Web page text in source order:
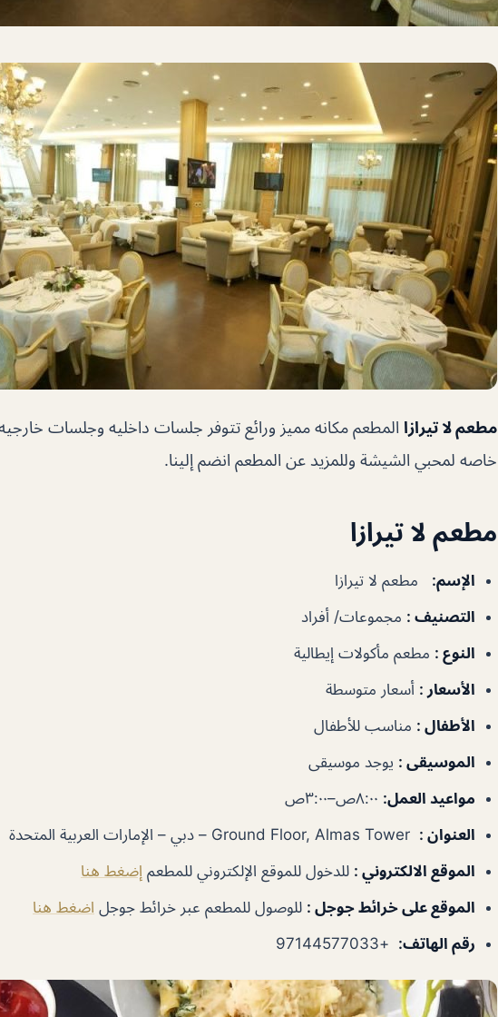
مطعم لا تيرازا المطعم مكانه مميز ورائع تتوفر جلسات داخليه وجلسات خارجيه
خاصه لمحبي الشيشة وللمزيد عن المطعم انضم إلينا.
مطعم لا تيرازا
الإسم: مطعم لا تيرازا
التصنيف : مجموعات/ أفراد
النوع : مطعم مأكولات إيطالية
الأسعار : أسعار متوسطة
الأطفال : مناسب للأطفال
الموسيقى : يوجد موسيقى
مواعيد العمل:
العنوان :
الموقع الالكتروني : للدخول للموقع الإلكتروني للمطعم إضغط هنا
الموقع على خرائط جوجل : للوصول للمطعم عبر خرائط جوجل اضغط هنا
رقم الهاتف:
+97144577033